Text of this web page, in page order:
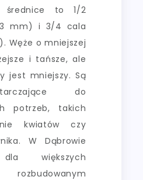
średnice to 1/2
mm) i 3/4 cala
Węże o mniejszej
i tańsze, ale
jest mniejszy. Są
do
potrzeb, takich
kwiatów czy
W Dąbrowie
większych